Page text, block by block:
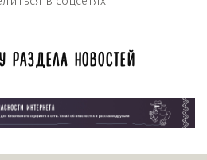
РАЗДЕЛА НОВОСТЕЙ